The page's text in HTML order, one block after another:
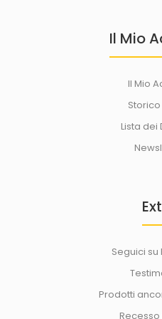
Il Mio
Il Mio
Lista dei
Seguici
Prodotti
Recesso